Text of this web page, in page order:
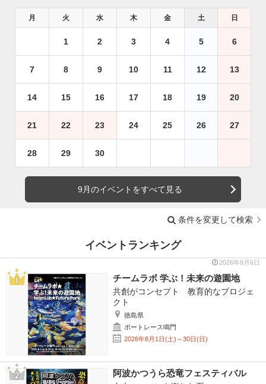
月 火 水 木 金 土 日
1 2 3 4 5 6
7 8 9 10 11 12 13
14 15 16 17 18 19 20
21 22 23 24 25 26 27
28 29 30
9月のイベントをすべて見る
条件を変更して検索
イベントランキング
2026年8月6日
チームラボ 学ぶ！未来の遊園地
共創がコンセプト 教育的なプロジェ
クト
徳島県
ボートレース鳴門
2026年8月1日(土)～30日(日)
阿波かつうら恐竜フェスティバル